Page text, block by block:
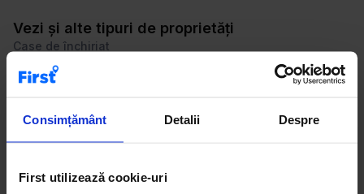
Consimțământ Detalii Despre
First utilizează cookie-uri
Vezi și alte tipuri de proprietăți
Case de închiriat
Apartamente de vânzare
Birouri de închiriat
Descoperă pe First.ro apartamente cu 3 camere de